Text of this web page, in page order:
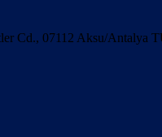
Cd., 07112 Aksu/Antalya